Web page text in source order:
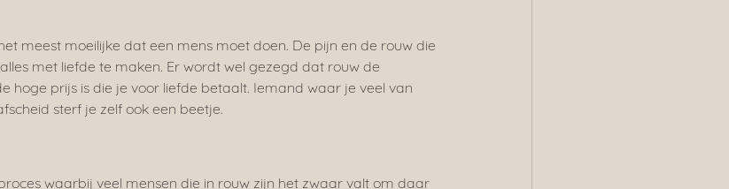
meest moeilijke dat een mens moet doen. De pijn en de rouw die
met liefde te maken. Er wordt wel gezegd dat rouw de
hoge prijs is die je voor liefde betaalt. Iemand waar je veel van
sterf je zelf ook een beetje.
waarbij veel mensen die in rouw zijn het zwaar valt om daar